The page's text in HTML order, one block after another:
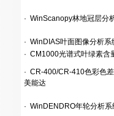
· WinScanopy林地冠层分
· WinDIAS叶面图像分析系
· CM1000光谱式叶绿素含
· CR-400/CR-410色彩色
美能达
· WinDENDRO年轮分析系